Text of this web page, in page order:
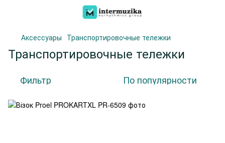
Аксессуары Транспортировочные тележки
Транспортировочные тележки
Фильтр По популярности